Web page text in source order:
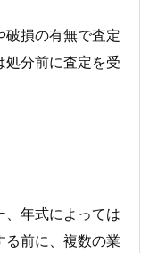
破損の有無で査定
処分前に査定を受
、年式によっては
る前に、複数の業